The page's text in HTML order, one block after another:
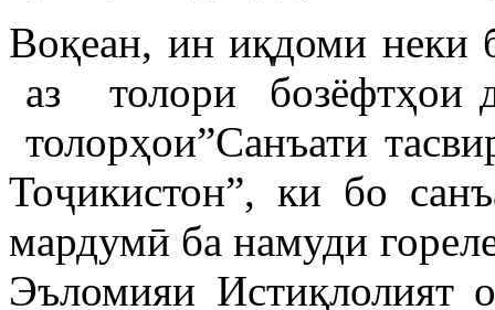
Воқеан, ин иқдоми неки
аз толори бозёфтҳои
толорҳои”Санъати
Тоҷикистон”, ки бо
мардумӣ ба намуди
Эъломияи Истиқлолият